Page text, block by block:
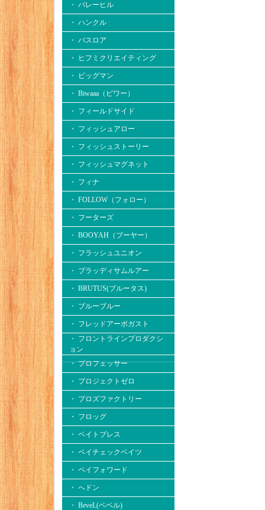
・ バレーヒル
・ ハンクル
・ バスロア
・ ヒフミクリエイティング
・ ビッグマン
・ Biwaaa（ビワー）
・ フィールドサイド
・ フィッシュアロー
・ フィッシュストーリー
・ フィッシュマグネット
・ フィナ
・ FOLLOW（フォロー）
・ フーターズ
・ BOOYAH（ブーヤー）
・ フラッシュユニオン
・ ブラッディサムルアー
・ BRUTUS(ブルータス)
・ ブルーブルー
・ フレッドアーボガスト
・ フロントラインプロダクシ
ョン
・ プロフェッサー
・ プロジェクトゼロ
・ プロズファクトリー
・ フロッグ
・ ベイトブレス
・ ペイチェックベイツ
・ ペイフォワード
・ へドン
・ BeveL(ベベル)